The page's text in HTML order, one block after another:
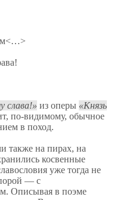
слава! из оперы
Князь
по-видимому, обычное
в поход.
также на пирах, на
косвенные
уже тогда не
— с
Описывая в поэме